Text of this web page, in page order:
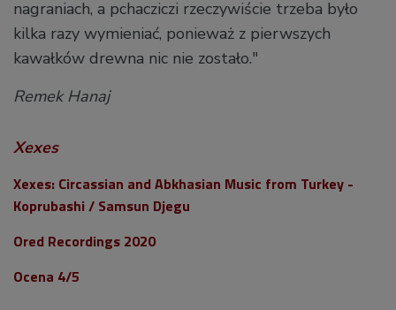
nagraniach, a pchacziczi rzeczywiście trzeba było
kilka razy wymieniać, ponieważ z pierwszych
kawałków drewna nic nie zostało."
Remek Hanaj
Xexes
Xexes: Circassian and Abkhasian Music from Turkey -
Koprubashi / Samsun Djegu
Ored Recordings 2020
Ocena 4/5